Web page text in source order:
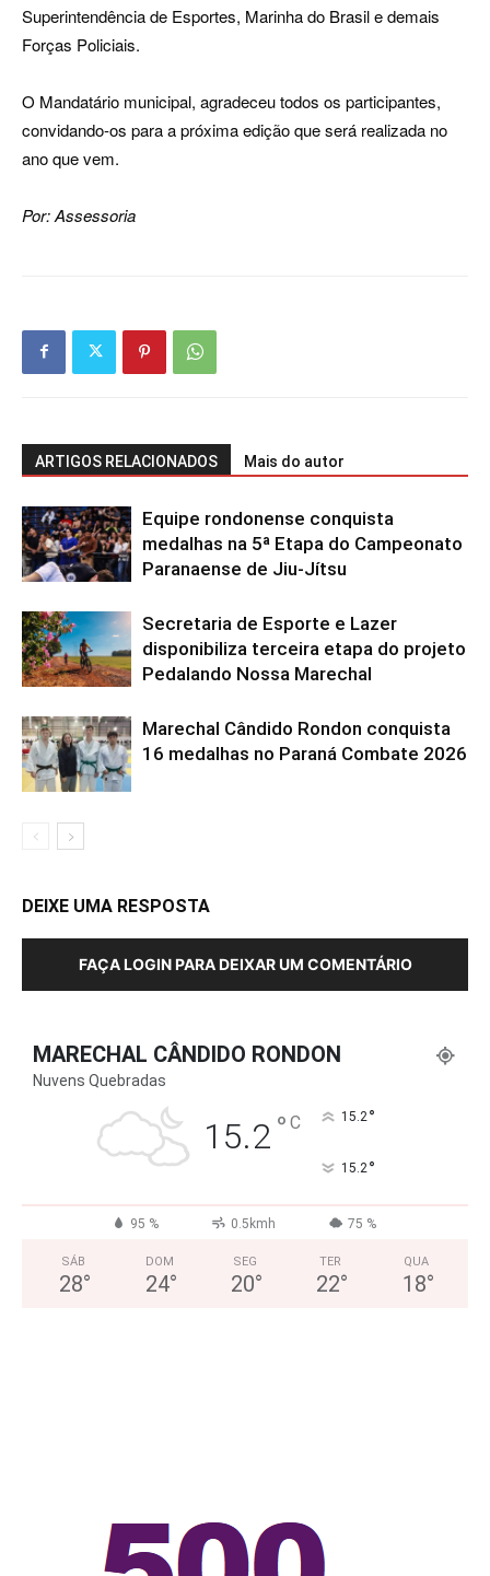
Superintendência de Esportes, Marinha do Brasil e demais
Forças Policiais.
O Mandatário municipal, agradeceu todos os participantes,
convidando-os para a próxima edição que será realizada no
ano que vem.
Por: Assessoria
ARTIGOS RELACIONADOS Mais do autor
Equipe rondonense conquista
medalhas na 5ª Etapa do Campeonato
Paranaense de Jiu-Jítsu
Secretaria de Esporte e Lazer
disponibiliza terceira etapa do projeto
Pedalando Nossa Marechal
Marechal Cândido Rondon conquista
16 medalhas no Paraná Combate 2026
DEIXE UMA RESPOSTA
FAÇA LOGIN PARA DEIXAR UM COMENTÁRIO
MARECHAL CÂNDIDO RONDON
Nuvens Quebradas
15.2 ° C 15.2°
15.2°
95 % 0.5kmh 75 %
SÁB
28°
DOM
24°
SEG
20°
TER
22°
QUA
18°